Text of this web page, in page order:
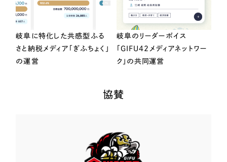
岐阜に特化した共感型ふる
さと納税メディア「ぎふちょく」
の運営
岐阜のリーダーボイス
「GIFU42メディアネットワー
ク」の共同運営
協賛